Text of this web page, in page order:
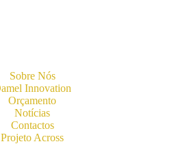
Sobre Nós
Innovation
Orçamento
Notícias
Contactos
Projeto Across